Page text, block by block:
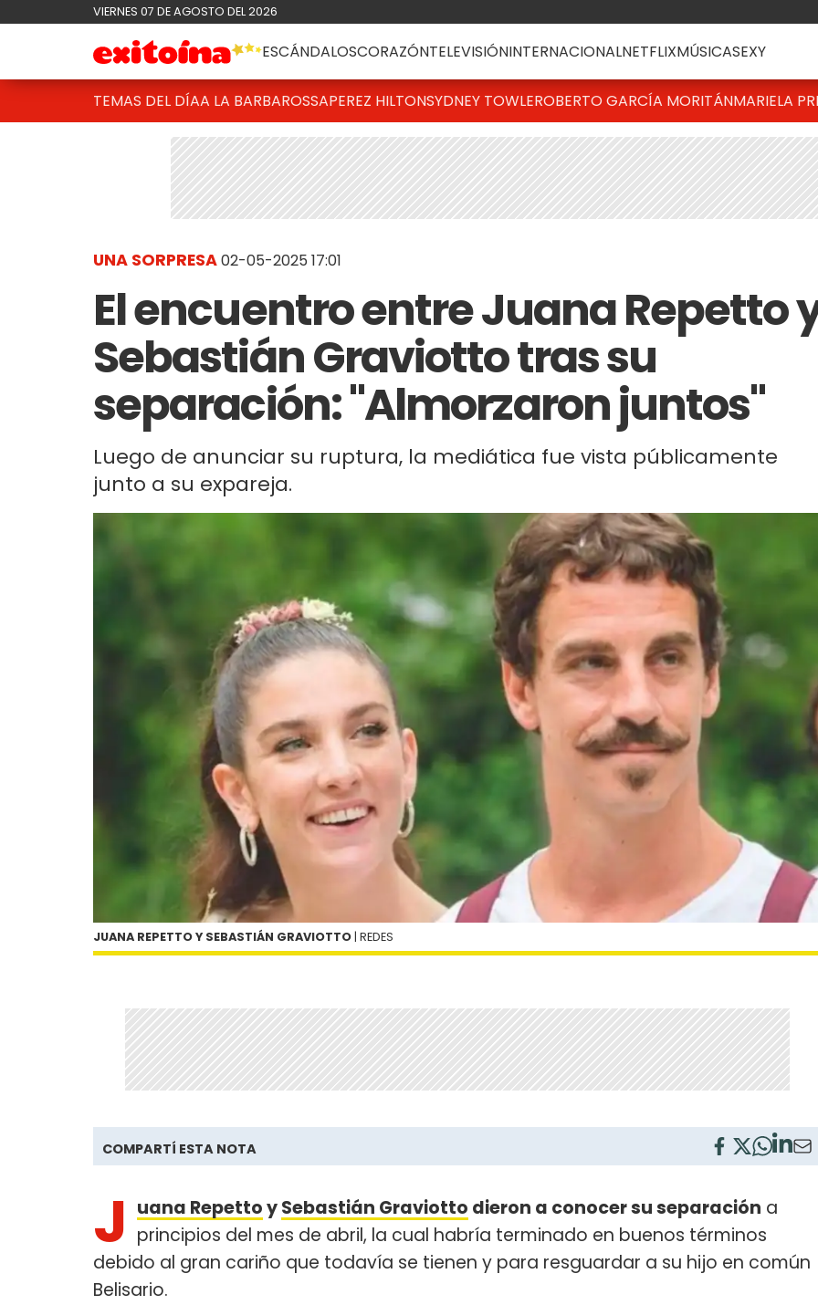
VIERNES 07 DE AGOSTO DEL 2026
ESCÁNDALOSCORAZÓNTELEVISIÓNINTERNACIONALNETFLIXMÚSICASEXY
TEMAS DEL DÍAA LA BARBAROSSAPEREZ HILTONSYDNEY TOWLEROBERTO GARCÍA MORITÁNMARIELA
UNA SORPRESA02-05-2025 17:01
El encuentro entre Juana Repetto
Sebastián Graviotto tras su
separación: "Almorzaron juntos"
Luego de anunciar su ruptura, la mediática fue vista públicamente
junto a su expareja.
JUANA REPETTO Y SEBASTIÁN GRAVIOTTO | REDES
COMPARTÍ ESTA NOTA
J uana RepettoySebastián Graviotto dieron a conocer su separación a
principios del mes de abril, la cual habría terminado en buenos términos
debido al gran cariño que todavía se tienen y para resguardar a su hijo en común
Belisario.